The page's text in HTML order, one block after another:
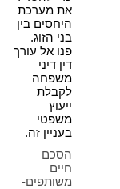
את מערכת
היחסים בין
בני הזוג.
פנו אל עורך
דין דיני
משפחה
לקבלת
ייעוץ
משפטי
בעניין זה.
הסכם
חיים
משותפים-